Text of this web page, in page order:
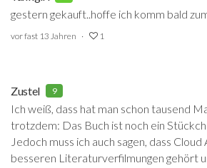
gestern gekauft..hoffe ich komm bald
vor fast 13 Jahren 1
Zustel 9
Ich weiß, dass hat man schon tausend
trotzdem: Das Buch ist noch ein
Jedoch muss ich auch sagen, dass Cloud
besseren Literaturverfilmungen gehört